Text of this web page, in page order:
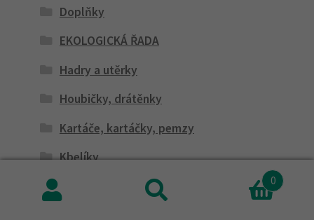
Doplňky
EKOLOGICKÁ ŘADA
Hadry a utěrky
Houbičky, drátěnky
Kartáče, kartáčky, pemzy
Kbelíky
Hledat:
Hledat
0